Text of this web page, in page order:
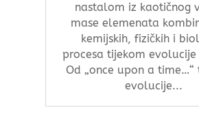
nastalom iz kaotičnog
mase elemenata
kemijskih, fizičkih i
procesa tijekom
Od „once upon a time…“
evolucije...